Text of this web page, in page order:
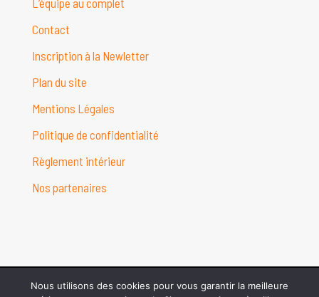
L’équipe au complet
Contact
Inscription à la Newletter
Plan du site
Mentions Légales
Politique de confidentialité
Règlement intérieur
Nos partenaires
Nous utilisons des cookies pour vous garantir la meilleure